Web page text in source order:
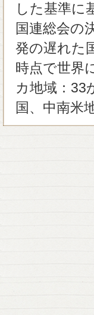
した基準に
国連総会の
発の遅れた
時点で世界
カ地域：33
国、中南米